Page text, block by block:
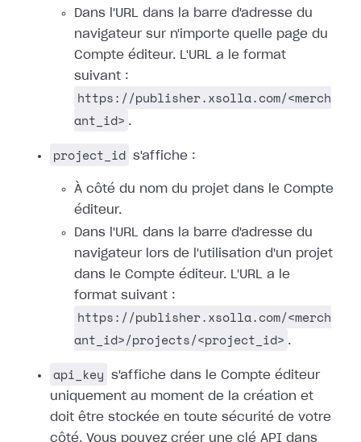
Dans l'URL dans la barre d'adresse du
navigateur sur n'importe quelle page du
Compte éditeur. L'URL a le format
suivant :
https://publisher.xsolla.com/<merch
ant_id> .
project_id s'affiche :
À côté du nom du projet dans le Compte
éditeur.
Dans l'URL dans la barre d'adresse du
navigateur lors de l'utilisation d'un projet
dans le Compte éditeur. L'URL a le
format suivant :
https://publisher.xsolla.com/<merch
ant_id>/projects/<project_id> .
api_key
s'affiche dans le Compte éditeur
uniquement au moment de la création et
doit être stockée en toute sécurité de votre
côté. Vous pouvez créer une clé API dans